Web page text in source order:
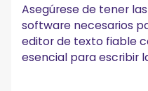
Asegúrese de tener
software necesarios
editor de texto fiable
esencial para escribir